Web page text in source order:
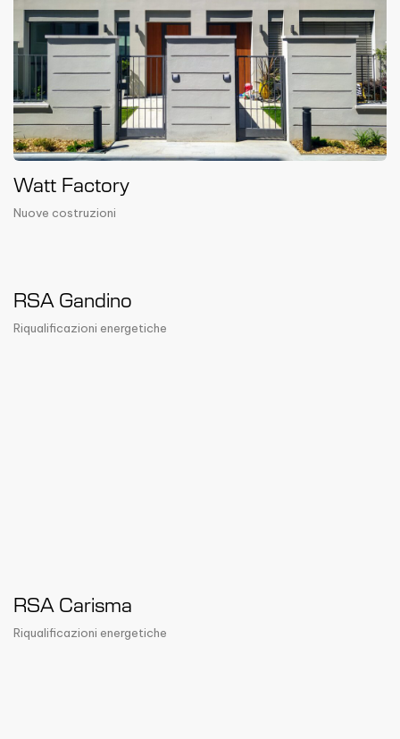
Watt Factory
Nuove costruzioni
RSA Gandino
Riqualificazioni energetiche
RSA Carisma
Riqualificazioni energetiche